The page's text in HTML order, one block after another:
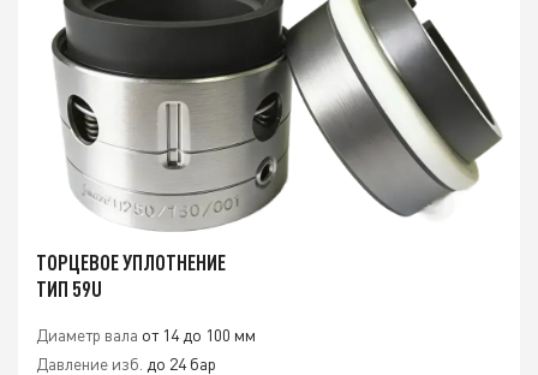
ТОРЦЕВОЕ УПЛОТНЕНИЕ
ТИП 59U
Диаметр вала от 14 до 100 мм
Давление изб. до 24 бар